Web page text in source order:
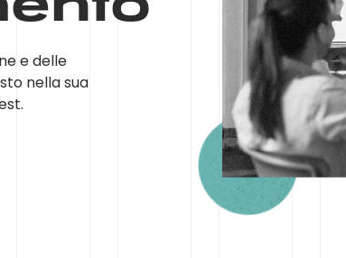
e delle
nella sua